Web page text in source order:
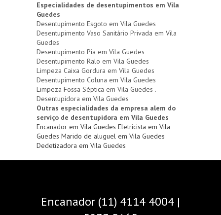
Especialidades de desentupimentos em Vila
Guedes
Desentupimento Esgoto em Vila Guedes
Desentupimento Vaso Sanitário Privada em Vila
Guedes
Desentupimento Pia em Vila Guedes
Desentupimento Ralo em Vila Guedes
Limpeza Caixa Gordura em Vila Guedes
Desentupimento Coluna em Vila Guedes
Limpeza Fossa Séptica em Vila Guedes .
Desentupidora em Vila Guedes
Outras especialidades da empresa alem do
serviço de desentupidora em Vila Guedes
Encanador em Vila Guedes Eletricista em Vila
Guedes Marido de aluguel em Vila Guedes
Dedetizadora em Vila Guedes
Encanador (11) 4114 4004 |